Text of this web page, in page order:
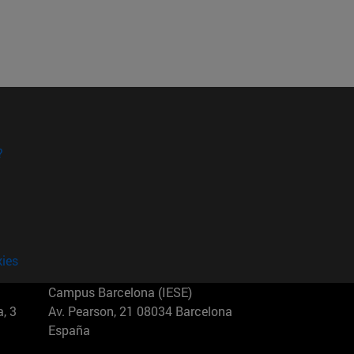
3
Campus Barcelona (IESE)
Av. Pearson, 21 08034 Barcelona
España